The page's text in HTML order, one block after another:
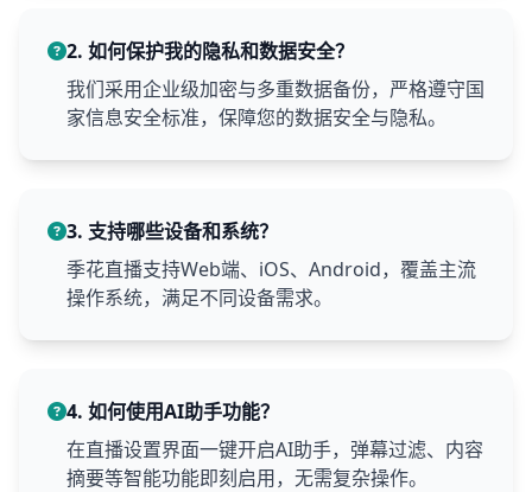
2. 如何保护我的隐私和数据安全？
我们采用企业级加密与多重数据备份，严格遵守国
家信息安全标准，保障您的数据安全与隐私。
3. 支持哪些设备和系统？
季花直播支持Web端、iOS、Android，覆盖主流
操作系统，满足不同设备需求。
4. 如何使用AI助手功能？
在直播设置界面一键开启AI助手，弹幕过滤、内容
摘要等智能功能即刻启用，无需复杂操作。